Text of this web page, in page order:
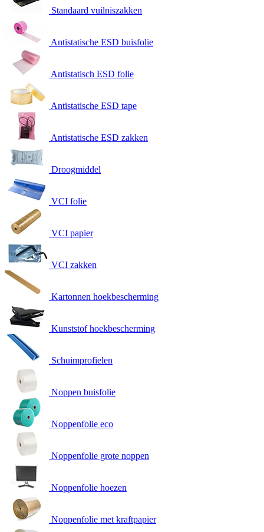
Standaard vuilniszakken
Antistatische ESD buisfolie
Antistatisch ESD folie
Antistatische ESD tape
Antistatische ESD zakken
Droogmiddel
VCI folie
VCI papier
VCI zakken
Kartonnen hoekbescherming
Kunststof hoekbescherming
Schuimprofielen
Noppen buisfolie
Noppenfolie eco
Noppenfolie grote noppen
Noppenfolie hoezen
Noppenfolie met kraftpapier